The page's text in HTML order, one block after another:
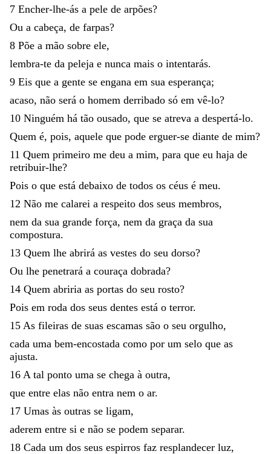
7 Encher-lhe-ás a pele de arpões?
Ou a cabeça, de farpas?
8 Põe a mão sobre ele,
lembra-te da peleja e nunca mais o intentarás.
9 Eis que a gente se engana em sua esperança;
acaso, não será o homem derribado só em vê-lo?
10 Ninguém há tão ousado, que se atreva a despertá-lo.
Quem é, pois, aquele que pode erguer-se diante de mim?
11 Quem primeiro me deu a mim, para que eu haja de
retribuir-lhe?
Pois o que está debaixo de todos os céus é meu.
12 Não me calarei a respeito dos seus membros,
nem da sua grande força, nem da graça da sua
compostura.
13 Quem lhe abrirá as vestes do seu dorso?
Ou lhe penetrará a couraça dobrada?
14 Quem abriria as portas do seu rosto?
Pois em roda dos seus dentes está o terror.
15 As fileiras de suas escamas são o seu orgulho,
cada uma bem-encostada como por um selo que as
ajusta.
16 A tal ponto uma se chega à outra,
que entre elas não entra nem o ar.
17 Umas às outras se ligam,
aderem entre si e não se podem separar.
18 Cada um dos seus espirros faz resplandecer luz,